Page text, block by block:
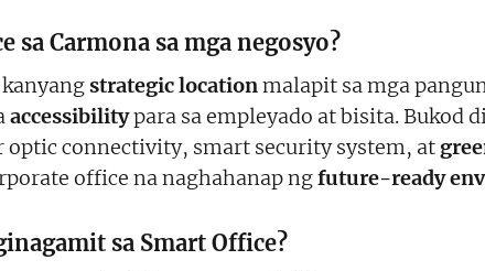
Carmona sa mga negosyo?
strategic locationmalapit sa mga
accessibilitypara sa empleyado at bisita. Bukod
optic connectivity, smart security system, at
office na naghahanap ngfuture-ready
sa Smart Office?